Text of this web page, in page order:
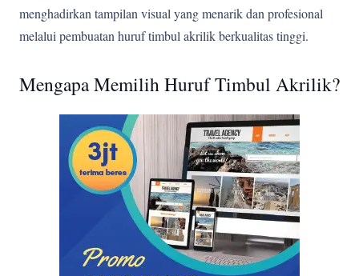
menghadirkan tampilan visual yang menarik dan profesional
melalui pembuatan huruf timbul akrilik berkualitas tinggi.
Mengapa Memilih Huruf Timbul Akrilik?